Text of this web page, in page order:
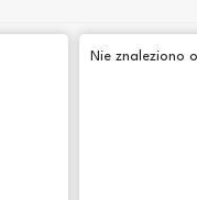
Nie znaleziono